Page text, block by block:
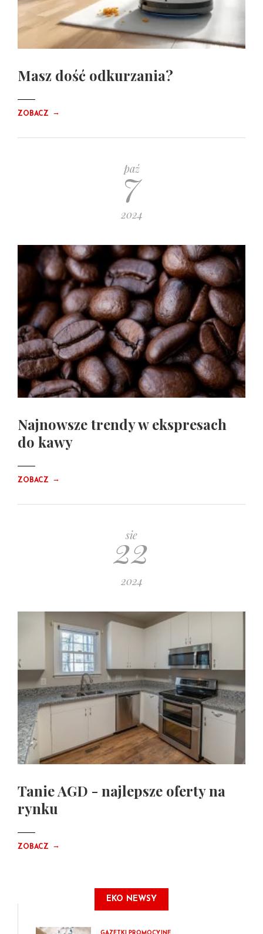
Masz dość odkurzania?
ZOBACZ →
paź
7
2024
Najnowsze trendy w ekspresach
do kawy
ZOBACZ →
sie
22
2024
Tanie AGD - najlepsze oferty na
rynku
ZOBACZ →
EKO NEWSY